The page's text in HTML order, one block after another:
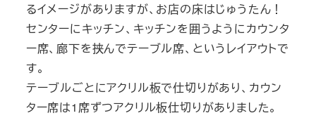
るイメージがありますが、お店の床はじゅうたん！
センターにキッチン、キッチンを囲うようにカウンタ
ー席、廊下を挟んでテーブル席、というレイアウトで
す。
テーブルごとにアクリル板で仕切りがあり、カウン
ター席は1席ずつアクリル板仕切りがありました。